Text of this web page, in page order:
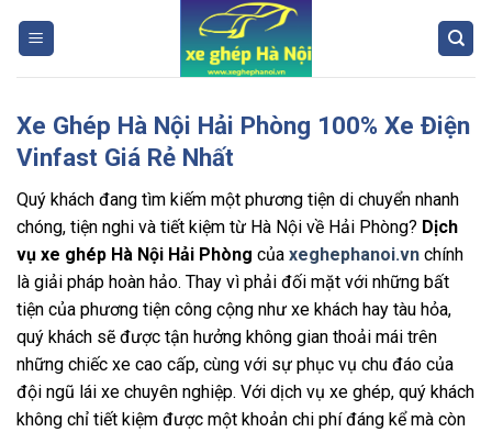
Xe Ghép Hà Nội Hải Phòng 100% Xe Điện
Vinfast Giá Rẻ Nhất
Quý khách đang tìm kiếm một phương tiện di chuyển nhanh
chóng, tiện nghi và tiết kiệm từ Hà Nội về Hải Phòng? Dịch
vụ xe ghép Hà Nội Hải Phòng của xeghephanoi.vn chính
là giải pháp hoàn hảo. Thay vì phải đối mặt với những bất
tiện của phương tiện công cộng như xe khách hay tàu hỏa,
quý khách sẽ được tận hưởng không gian thoải mái trên
những chiếc xe cao cấp, cùng với sự phục vụ chu đáo của
đội ngũ lái xe chuyên nghiệp. Với dịch vụ xe ghép, quý khách
không chỉ tiết kiệm được một khoản chi phí đáng kể mà còn